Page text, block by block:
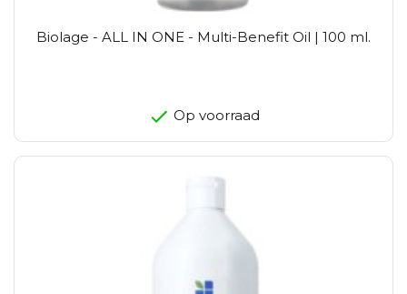
Biolage - ALL IN ONE - Multi-Benefit Oil | 100 ml.
Op voorraad